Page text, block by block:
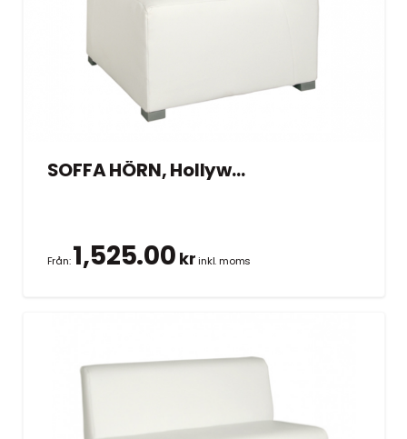
SOFFA HÖRN, Hollywood vit 70×70 cm
Från:1,525.00 krinkl. moms